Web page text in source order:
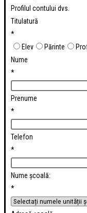
Profilul contului dvs.
Titulatură
*
Elev
Părinte
Nume
*
Prenume
*
Telefon
*
Nume școală:
*